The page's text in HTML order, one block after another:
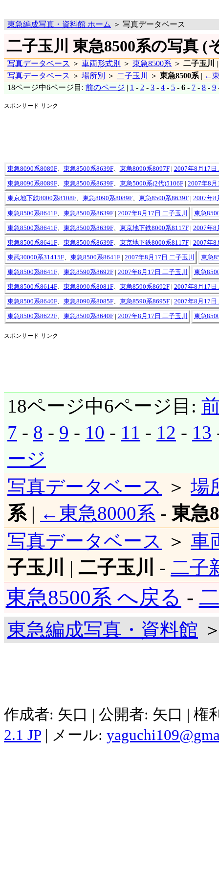
東急編成写真・資料館 ホーム ＞ 写真データベース
二子玉川 東急8500系の写真 (
写真データベース ＞ 車両形式別 ＞ 東急8500系 ＞ 二子玉川
写真データベース ＞ 場所別 ＞ 二子玉川 ＞ 東急8500系 | ←
18ページ中6ページ目: 前のページ | 1 - 2 - 3 - 4 - 5 - 6 - 7 - 8 - 9
スポンサード リンク
東急8090系8089F、 東急8500系8639F、 東急8090系8097F| 2007年8月17日
東急8090系8089F、 東急8500系8639F、 東急5000系(2代)5106F| 2007年8
東京地下鉄8000系8108F、 東急8090系8089F、 東急8500系8639F| 2007年8
東急8500系8641F、 東急8500系8639F| 2007年8月17日 二子玉川 東急
東急8500系8641F、 東急8500系8639F、 東京地下鉄8000系8117F| 2007年8
東急8500系8641F、 東急8500系8639F、 東京地下鉄8000系8117F| 2007年8
東武30000系31415F、 東急8500系8641F| 2007年8月17日 二子玉川 東急
東急8500系8641F、 東急8590系8692F| 2007年8月17日 二子玉川 東急
東急8500系8614F、 東急8090系8081F、 東急8590系8692F| 2007年8月17日
東急8500系8640F、 東急8090系8085F、 東急8590系8695F| 2007年8月17日
東急8500系8622F、 東急8500系8640F| 2007年8月17日 二子玉川 東急
スポンサード リンク
18ページ中6ページ目:
7 - 8 - 9 - 10 - 11 - 12 - 13
ージ
写真データベース
＞ 場
系| ←東急8000系 - 東急
写真データベース
＞ 車
子玉川
| 二子玉川 - 二子
東急8500系 へ戻る -
東急編成写真・資料館
作成者: 矢口 | 公開者: 矢口 |
2.1 JP | メール: